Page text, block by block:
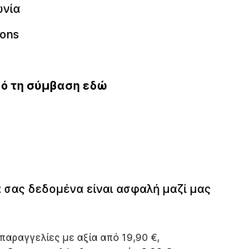
Φούστες
Aποκλειστικά
τη σύμβαση εδώ
δεδομένα είναι ασφαλή μαζί μας
με αξία από 19,90 €,